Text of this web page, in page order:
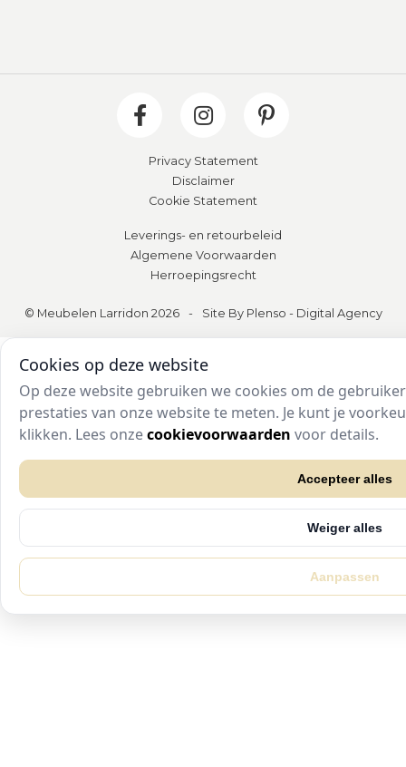
Privacy Statement
Disclaimer
Cookie Statement
Leverings- en retourbeleid
Algemene Voorwaarden
Herroepingsrecht
© Meubelen Larridon 2026 - Site By Plenso - Digital Agency
Cookies op deze website
Op deze website gebruiken we cookies om de
prestaties van onze website te meten. Je kunt je
klikken. Lees onzecookievoorwaarden voor details.
Accepteer alles
Weiger alles
Aanpassen